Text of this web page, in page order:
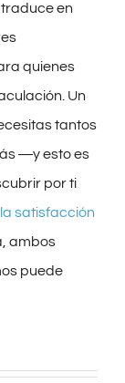
en
quienes
Un
tantos
―y esto es
por ti
satisfacción
ambos
puede